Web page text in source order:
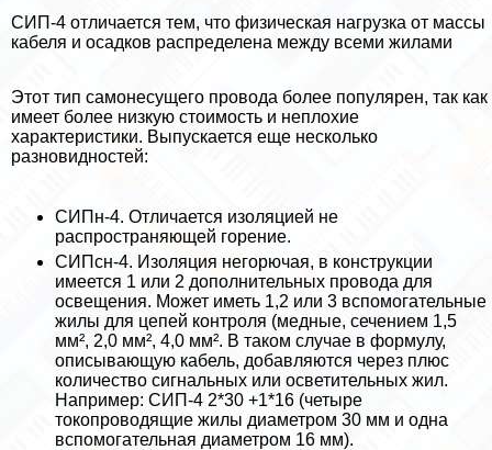
СИП-4 отличается тем, что физическая нагрузка от массы
кабеля и осадков распределена между всеми жилами
Этот тип самонесущего провода более популярен, так как
имеет более низкую стоимость и неплохие
хаpaктеристики. Выпускается еще несколько
разновидностей:
СИПн-4. Отличается изоляцией не
распространяющей горение.
СИПcн-4. Изоляция негорючая, в конструкции
имеется 1 или 2 дополнительных провода для
освещения. Может иметь 1,2 или 3 вспомогательные
жилы для цепей контроля (медные, сечением 1,5
мм², 2,0 мм², 4,0 мм². В таком случае в формулу,
описывающую кабель, добавляются через плюс
количество сигнальных или осветительных жил.
Например: СИП-4 2*30 +1*16 (четыре
токопроводящие жилы диаметром 30 мм и одна
вспомогательная диаметром 16 мм).